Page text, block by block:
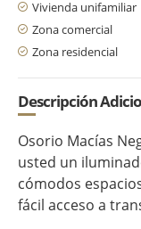
Vivienda unifamiliar
Zona comercial
Zona residencial
Descripción
Osorio Macías
usted un
cómodos
fácil acceso a